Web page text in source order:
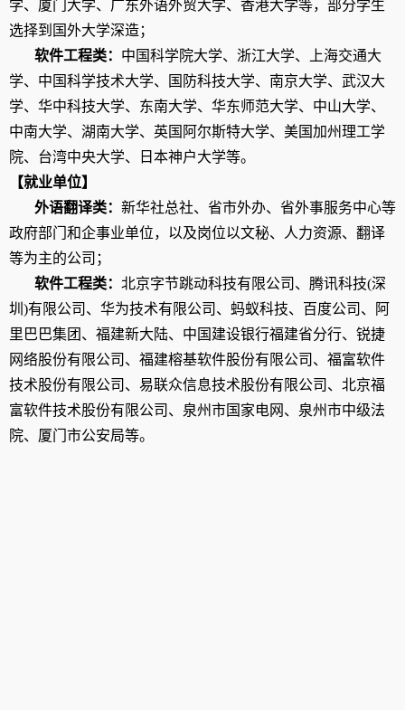
学、厦门大学、广东外语外贸大学、香港大学等，部分学生
选择到国外大学深造；
软件工程类： 中国科学院大学、浙江大学、上海交通大
学、中国科学技术大学、国防科技大学、南京大学、武汉大
学、华中科技大学、东南大学、华东师范大学、中山大学、
中南大学、湖南大学、英国阿尔斯特大学、美国加州理工学
院、台湾中央大学、日本神户大学等。
【就业单位】
外语翻译类： 新华社总社、省市外办、省外事服务中心等
政府部门和企事业单位，以及岗位以文秘、人力资源、翻译
等为主的公司；
软件工程类： 北京字节跳动科技有限公司、腾讯科技(深
圳 )有限公司、华为技术有限公司、蚂蚁科技、百度公司、阿
里巴巴集团、福建新大陆、中国建设银行福建省分行、锐捷
网络股份有限公司、福建榕基软件股份有限公司、福富软件
技术股份有限公司、易联众信息技术股份有限公司、北京福
富软件技术股份有限公司、泉州市国家电网、泉州市中级法
院、厦门市公安局等。